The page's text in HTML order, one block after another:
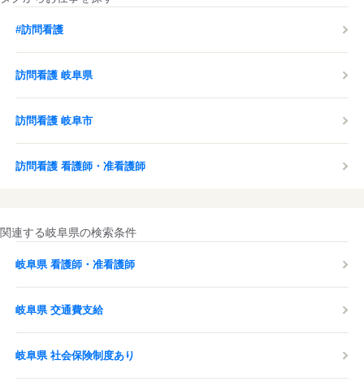
#訪問看護
訪問看護 岐阜県
訪問看護 岐阜市
訪問看護 看護師・准看護師
関連する岐阜県の検索条件
岐阜県 看護師・准看護師
岐阜県 交通費支給
岐阜県 社会保険制度あり